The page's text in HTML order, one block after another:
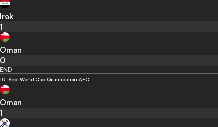
Irak
1
Oman
0
END
10. Sept.World Cup Qualification AFC
Oman
1